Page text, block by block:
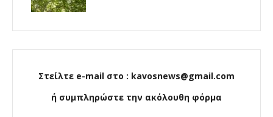
Στείλτε e-mail στο : kavosnews@gmail.com
ή συμπληρώστε την ακόλουθη φόρμα